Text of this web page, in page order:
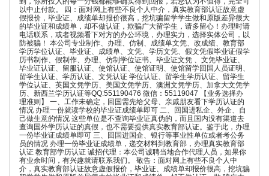
以中止付款。 四：面对网上有些不良个人中介，真实教育部认证故意虚
假报价，毕业证、成绩单却报价很高，挖坑骗留学学生做和原版差异很大
的毕业证和成绩单，却不做认证，欺骗广大留学生，请多留心！办理时请
电话联系，或者视频看下对方的办公环境，办理实力，选择实体公司，以
防被骗！ 本公司专业制作、办理、仿制、成绩单文凭、改成绩、教育部
学历学位认证、毕业证、成绩单、文凭、学历文凭、假文凭假毕业证假学
历书制作、假制作、办理、仿制学位证书、毕业证文凭 、文凭毕业证、
毕业证认证、留服认证、使馆认证、使馆证明、使馆留学回国人员证明、
留学生认证、学历认证、文凭认证 学位认证、留学生学历认证、留学生
学位认证、英国文凭学历、美国文凭学历、澳洲文凭学历、加拿大文凭学
历、新西兰学历认证等QQ:551190476 微信：55119047 【业务选择办
理准则】 一、工作未确定，回国需先给父母、亲戚朋友看下学历认证的
情况 办理一份就读学校的毕业证成绩单即可 二、回国进私企、外企、自
己做生意的情况 这些单位是不查询毕业证真伪的，而且国内没有渠道去
查询国外学历认证的真假，也不需要提供真实教育部认证。鉴于此，办理
一份毕业证成绩单即可 三、回国进国企、银行等事业性单位或者考公务
员的情况 办理一份毕业证成绩单，递交材料到教育部，办理真实教育部
认证 教育部学历认证 诚招代理：本公司诚聘当地合作代理人员，如果你
有业余时间，有兴趣就请联系我们。 敬告：面对网上有些不良个人中
介，真实教育部认证故意虚假报价，毕业证、成绩单却报价很高，挖坑骗